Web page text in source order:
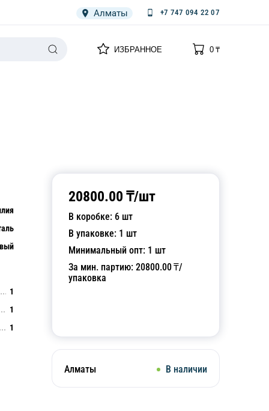
Алматы +7 747 094 22 07
ИЗБРАННОЕ
0
0₸
20800.00 ₸/шт
В коробке: 6 шт
В упаковке: 1 шт
Минимальный опт: 1 шт
За мин. партию: 20800.00₸/
упаковка
Алматы В наличии
1
1
1